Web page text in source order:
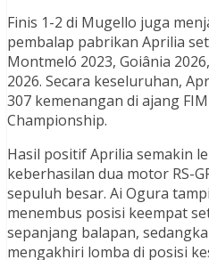
Finis 1-2 di Mugello juga
pembalap pabrikan Aprilia
Montmeló 2023, Goiânia
2026. Secara keseluruhan,
307 kemenangan di ajang
Championship.
Hasil positif Aprilia semakin
keberhasilan dua motor RS-
sepuluh besar. Ai Ogura
menembus posisi keempat
sepanjang balapan,
mengakhiri lomba di posisi